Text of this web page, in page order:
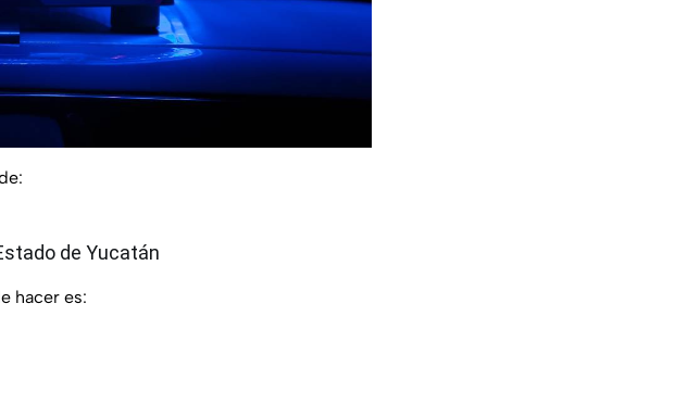
de Yucatán
hacer es: